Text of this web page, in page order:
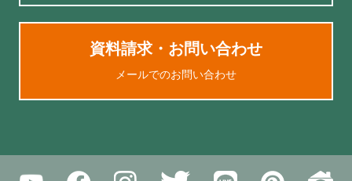
資料請求・お問い合わせ
メールでのお問い合わせ